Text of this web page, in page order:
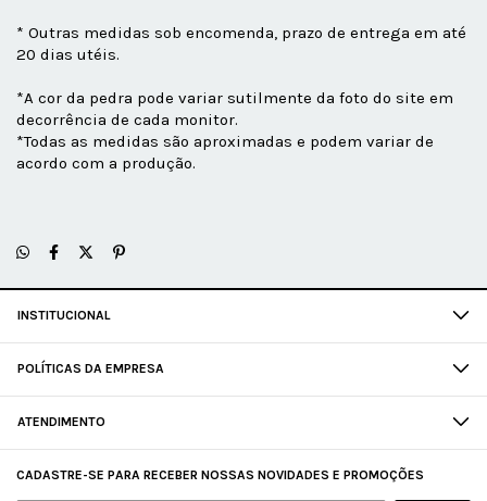
* Outras medidas sob encomenda, prazo de entrega em até
20 dias utéis.
*A cor da pedra pode variar sutilmente da foto do site em
decorrência de cada monitor.
*Todas as medidas são aproximadas e podem variar de
acordo com a produção.
INSTITUCIONAL
POLÍTICAS DA EMPRESA
ATENDIMENTO
CADASTRE-SE PARA RECEBER NOSSAS NOVIDADES E PROMOÇÕES